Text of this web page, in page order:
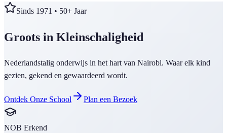
Sinds 1971 • 50+ Jaar
Groots in Kleinschaligheid
Nederlandstalig onderwijs in het hart van Nairobi. Waar elk kind
gezien, gekend en gewaardeerd wordt.
Ontdek Onze School Plan een Bezoek
NOB Erkend